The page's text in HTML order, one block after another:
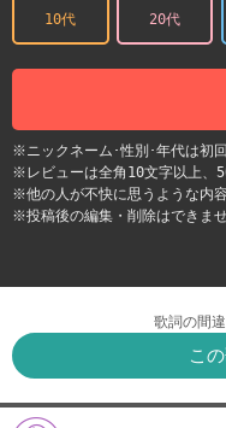
10代 20代
※ニックネーム･性別･年代は初
※レビューは全角10文字以上、
※他の人が不快に思うような内
※投稿後の編集・削除はできませ
歌詞の間
こ